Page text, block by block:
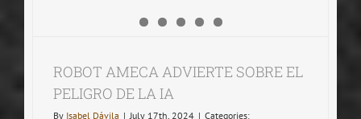
ROBOT AMECA ADVIERTE SOBRE EL
PELIGRO DE LA IA
By Isabel Dávila | July 17th, 2024 | Categories: